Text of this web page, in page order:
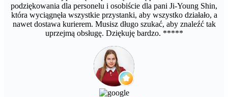
podziękowania dla personelu i osobiście dla pani Ji-Young Shin,
która wyciągnęła wszystkie przystanki, aby wszystko działało, a
nawet dostawa kurierem. Musisz długo szukać, aby znaleźć tak
uprzejmą obsługę. Dziękuję bardzo. *****